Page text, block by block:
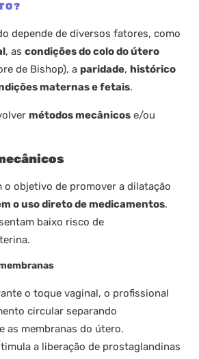
depende de diversos fatores, como
, ascondições do colo do útero
de Bishop), a paridade, histórico
maternas e fetais.
métodos mecânicos e/ou
o objetivo de promover a dilatação
o uso direto de medicamentos.
baixo risco de
o toque vaginal, o profissional
circular separando
as membranas do útero.
a liberação de prostaglandinas